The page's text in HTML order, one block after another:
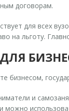
договорам.
для всех
на льготу.
бизнесом,
и
можно